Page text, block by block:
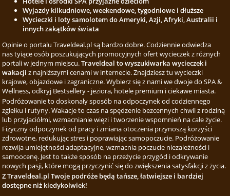
Wyjazdy kilkudniowe, weekendowe, tygodniowe i dłuższe
Wycieczki i loty samolotem do Ameryki, Azji, Afryki, Australii i
innych zakątków świata
Opinie o portalu Traveldeal.pl są bardzo dobre. Codziennie odwiedza
nas tyiące osób poszukujących promocyjnych ofert wycieczek z różnych
portali w jednym miejscu.Traveldeal to wyszukiwarka wycieczek i
wakacji z najniższymi cenami w internecie. Znajdziesz tu wycieczki
krajowe, objazdowe i zagraniczne. Wybierz się z nami we dwoje do SPA &
Wellness, odkryj Bestsellery - jeziora, hotele premium i ciekawe miasta.
Podróżowanie to doskonały sposób na odpoczynek od codziennego
zgiełku i rutyny. Wakacje to czas na spędzenie bezcennych chwil z rodziną
lub przyjaciółmi, wzmacnianie więzi i tworzenie wspomnień na całe życie.
Fizyczny odpoczynek od pracy i zmiana otoczenia przynoszą korzyści
zdrowotne, redukując stres i poprawiając samopoczucie. Podróżowanie
rozwija umiejętności adaptacyjne, wzmacnia poczucie niezależności i
samoocenę. Jest to także sposób na przeżycie przygód i odkrywanie
nowych pasji, które mogą przyczynić się do zwiększenia satysfakcji z życia.
Z Traveldeal.pl Twoje podróże będą tańsze, łatwiejsze i bardziej
dostępne niż kiedykolwiek!